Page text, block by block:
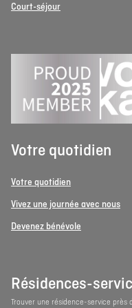
Court-séjour
Votre quotidien
Votre quotidien
Vivez une journée avec nous
Devenez bénévole
Résidences-
Trouver une résidence-service près